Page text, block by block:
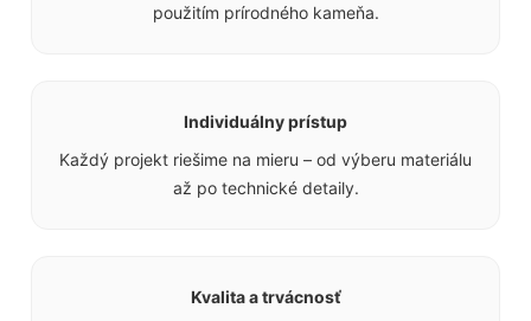
použitím prírodného kameňa.
Individuálny prístup
Každý projekt riešime na mieru – od výberu materiálu
až po technické detaily.
Kvalita a trvácnosť